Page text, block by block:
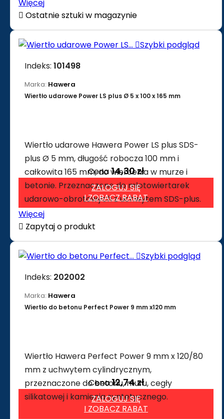
Więcej
 Ostatnie sztuki w magazynie
Szybki podgląd
Indeks: 101498
Marka: Hawera
Wiertło udarowe Power LS plus Ø 5 x 100 x 165 mm
Wiertło udarowe Hawera Power LS plus SDS-
plus Ø 5 mm, długość robocza 100 mm i
całkowita 165 mm, do wiercenia w murze i
betonie. Przeznaczone do młotowiertarek
udarowo-obrotowych z uchwytem SDS-plus.
Cena14,30 zł
ZALOGUJ SIĘ
I ZOBACZ RABAT
Więcej
 Zapytaj o produkt
Szybki podgląd
Indeks: 202002
Marka: Hawera
Wiertło do betonu Perfect Power 9 mm x120 mm
Wiertło Hawera Perfect Power 9 mm x 120/80
mm z uchwytem cylindrycznym,
przeznaczone do betonu, muru, cegły
silikatowej i kamienia syntetycznego.
Cena12,74 zł
ZALOGUJ SIĘ
I ZOBACZ RABAT